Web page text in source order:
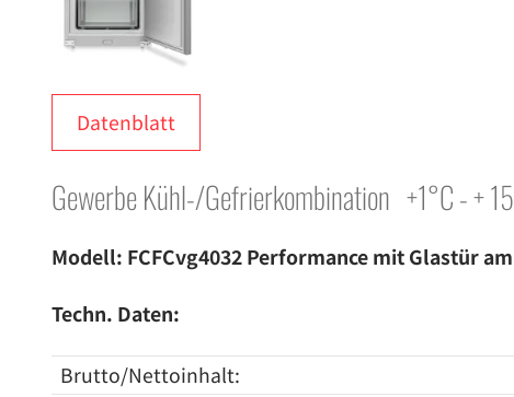
Datenblatt
Gewerbe Kühl-/Gefrierkombination +1°C - +
Modell: FCFCvg4032 Performance mit Glastür
Techn. Daten:
Brutto/Nettoinhalt: